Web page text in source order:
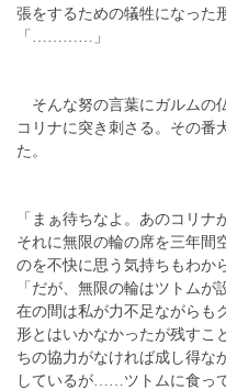
張をするための犠牲になった
「…………」
そんな努の言葉にガルムの
コリナに突き刺さる。その番
た。
「まぁ待ちなよ。あのコリナ
それに無限の輪の席を三年間
のを不快に思う気持ちもわか
「だが、無限の輪はツトム
在の間は私が力不足ながらも
形とはいかなかったが残すこ
ちの協力がなければ成し得な
しているが……ツトムに食っ